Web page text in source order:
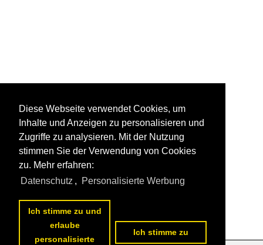
Diese Webseite verwendet Cookies, um
Inhalte und Anzeigen zu personalisieren und
Zugriffe zu analysieren. Mit der Nutzung
stimmen Sie der Verwendung von Cookies
zu. Mehr erfahren:
Datenschutz , Personalisierte Werbung
Ich stimme zu und
erlaube
personalisierte
Ich stimme zu